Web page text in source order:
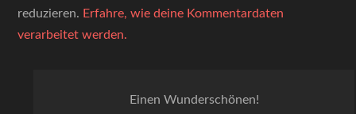
reduzieren. Erfahre, wie deine Kommentardaten
verarbeitet werden.
Einen Wunderschönen!